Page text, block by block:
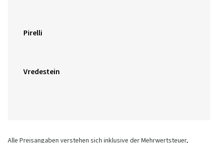
Pirelli
Vredestein
Alle Preisangaben verstehen sich inklusive der Mehrwertsteuer,